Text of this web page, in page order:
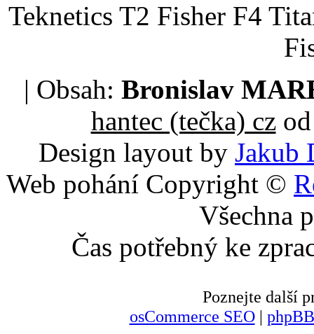
Teknetics T2 Fisher F4
| Obsah: Bronislav
hantec (tečka) czod
Design layout by Jakub
Web pohání Copyright ©
Všechna
Čas potřebný ke
Poznejte další
osCommerce SEO|